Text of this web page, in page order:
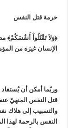
حرمة قتل النفس
﴿وَلاَ تَقْتُلُواْ أَنفُسَكُمْ﴾
الإنسان غيرَه من
وربّما أمكن أن يُستفاد
قتل النفس المنهيّ
والتسبيب إلى هلاك
النفس بالرحمة لهذا